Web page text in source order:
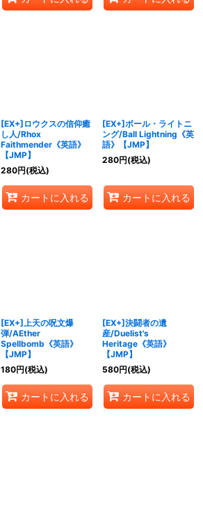
[EX+]ロウクスの信仰癒
し人/Rhox
Faithmender《英語》
【JMP】
280円(税込)
カートに入れる
[EX+]ボール・ライトニ
ング/Ball Lightning《英
語》【JMP】
280円(税込)
カートに入れる
[EX+]上天の呪文爆
弾/AEther
Spellbomb《英語》
【JMP】
180円(税込)
カートに入れる
[EX+]決闘者の遺
産/Duelist's
Heritage《英語》
【JMP】
580円(税込)
カートに入れる